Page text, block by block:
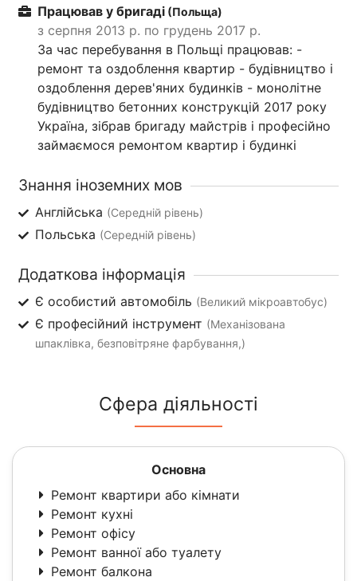
Працював у бригаді (Польща)
з серпня 2013 р. по грудень 2017 р.
За час перебування в Польщі працював: -
ремонт та оздоблення квартир - будівництво і
оздоблення дерев'яних будинків - монолітне
будівництво бетонних конструкцій 2017 року
Україна, зібрав бригаду майстрів і професійно
займаємося ремонтом квартир і будинкі
Знання іноземних мов
Англійська (Середній рівень)
Польська (Середній рівень)
Додаткова інформація
Є особистий автомобіль (Великий мікроавтобус)
Є професійний інструмент (Механізована
шпаклівка, безповітряне фарбування,)
Сфера діяльності
Основна
Ремонт квартири або кімнати
Ремонт кухні
Ремонт офісу
Ремонт ванної або туалету
Ремонт балкона